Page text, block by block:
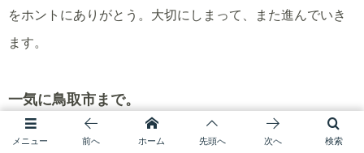
をホントにありがとう。大切にしまって、また進んでいき
ます。
一気に鳥取市まで。
さて、高校生のみんなとお別れしてからは、一気に鳥取市
メニュー 検索
前へ ホーム 先頭へ 次へ